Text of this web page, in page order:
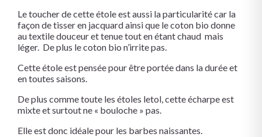
Le toucher de cette étole est aussi la particularité car la
façon de tisser en jacquard ainsi que le coton bio donne
au textile douceur et tenue tout en étant chaud mais
léger. De plus le coton bio n’irrite pas.
Cette étole est pensée pour être portée dans la durée et
en toutes saisons.
De plus comme toute les étoles letol, cette écharpe est
mixte et surtout ne « bouloche » pas.
Elle est donc idéale pour les barbes naissantes.